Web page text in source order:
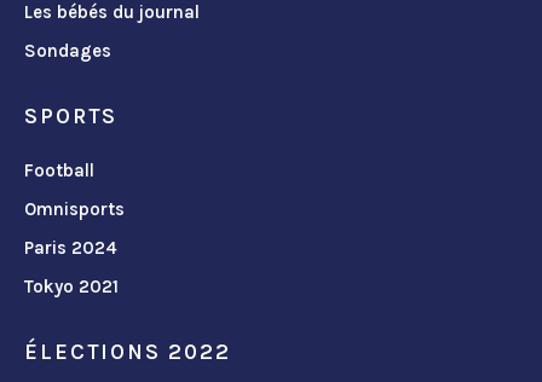
Les bébés du journal
Sondages
SPORTS
Football
Omnisports
Paris 2024
Tokyo 2021
ÉLECTIONS 2022